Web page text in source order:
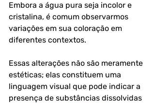
Embora a água pura seja incolor e
cristalina, é comum observarmos
variações em sua coloração em
diferentes contextos.
Essas alterações não são meramente
estéticas; elas constituem uma
linguagem visual que pode indicar a
presença de substâncias dissolvidas